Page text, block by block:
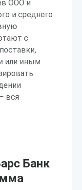
ООО и
и среднего
с
или иным
вся
Банк